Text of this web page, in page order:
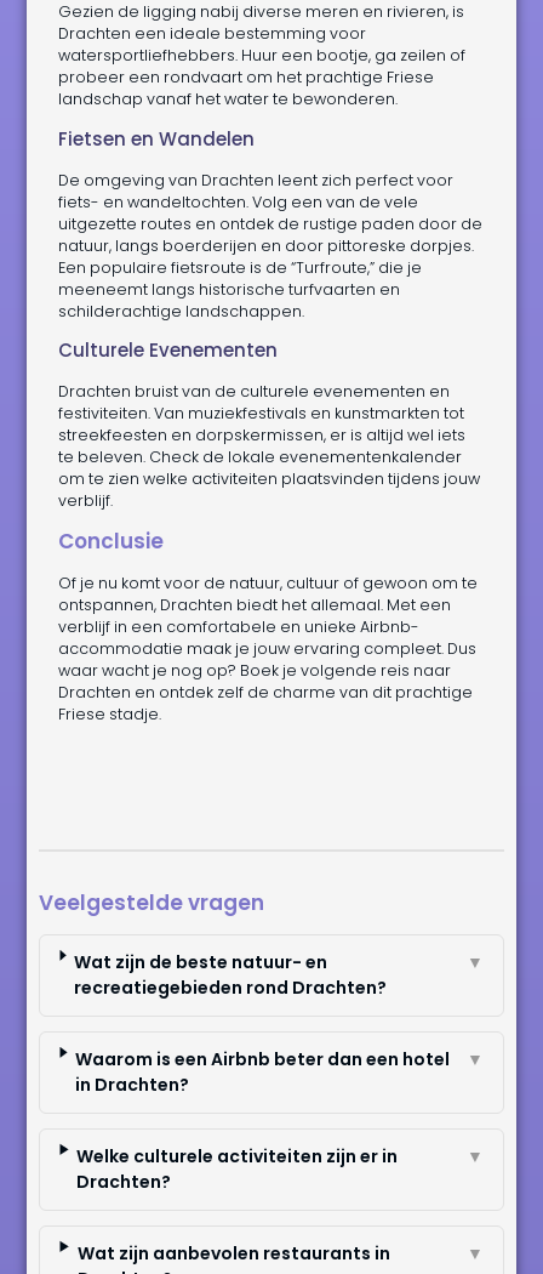
Gezien de ligging nabij diverse meren en rivieren, is
Drachten een ideale bestemming voor
watersportliefhebbers. Huur een bootje, ga zeilen of
probeer een rondvaart om het prachtige Friese
landschap vanaf het water te bewonderen.
Fietsen en Wandelen
De omgeving van Drachten leent zich perfect voor
fiets- en wandeltochten. Volg een van de vele
uitgezette routes en ontdek de rustige paden door de
natuur, langs boerderijen en door pittoreske dorpjes.
Een populaire fietsroute is de “Turfroute,” die je
meeneemt langs historische turfvaarten en
schilderachtige landschappen.
Culturele Evenementen
Drachten bruist van de culturele evenementen en
festiviteiten. Van muziekfestivals en kunstmarkten tot
streekfeesten en dorpskermissen, er is altijd wel iets
te beleven. Check de lokale evenementenkalender
om te zien welke activiteiten plaatsvinden tijdens jouw
verblijf.
Conclusie
Of je nu komt voor de natuur, cultuur of gewoon om te
ontspannen, Drachten biedt het allemaal. Met een
verblijf in een comfortabele en unieke Airbnb-
accommodatie maak je jouw ervaring compleet. Dus
waar wacht je nog op? Boek je volgende reis naar
Drachten en ontdek zelf de charme van dit prachtige
Friese stadje.
Veelgestelde vragen
Wat zijn de beste natuur- en
recreatiegebieden rond Drachten?
▼
Waarom is een Airbnb beter dan een hotel
in Drachten?
▼
Welke culturele activiteiten zijn er in
Drachten?
▼
Wat zijn aanbevolen restaurants in
▼